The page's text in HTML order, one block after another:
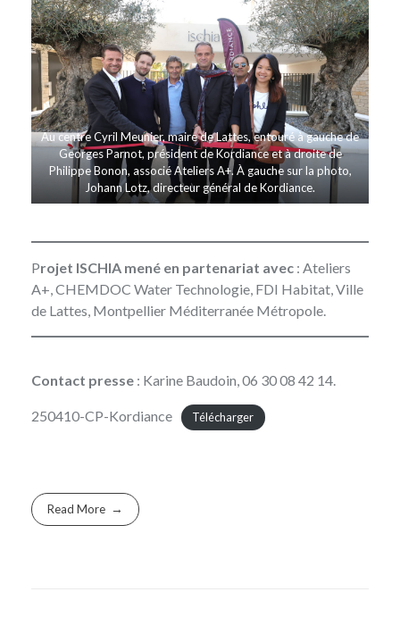
Au centre Cyril Meunier, maire de Lattes, entouré à gauche de
Georges Parnot, président de Kordiance et à droite de
Philippe Bonon, associé Ateliers A+. À gauche sur la photo,
Johann Lotz, directeur général de Kordiance.
Projet ISCHIA mené en partenariat avec : Ateliers
A+, CHEMDOC Water Technologie, FDI Habitat, Ville
de Lattes, Montpellier Méditerranée Métropole.
Contact presse : Karine Baudoin, 06 30 08 42 14.
250410-CP-Kordiance Télécharger
Read More